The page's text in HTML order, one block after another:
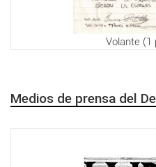
Volante (1
Medios de prensa del